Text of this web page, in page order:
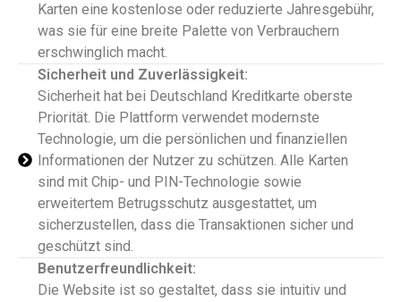
Karten eine kostenlose oder reduzierte Jahresgebühr,
was sie für eine breite Palette von Verbrauchern
erschwinglich macht.
Sicherheit und Zuverlässigkeit:
Sicherheit hat bei Deutschland Kreditkarte oberste
Priorität. Die Plattform verwendet modernste
Technologie, um die persönlichen und finanziellen
Informationen der Nutzer zu schützen. Alle Karten
sind mit Chip- und PIN-Technologie sowie
erweitertem Betrugsschutz ausgestattet, um
sicherzustellen, dass die Transaktionen sicher und
geschützt sind.
Benutzerfreundlichkeit:
Die Website ist so gestaltet, dass sie intuitiv und